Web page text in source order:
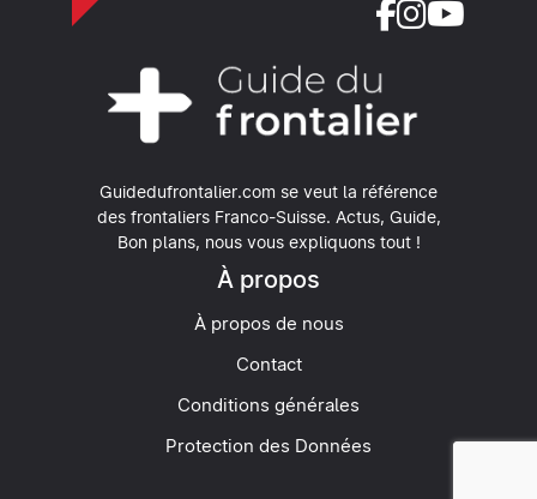
Guidedufrontalier.com se veut la référence
des frontaliers Franco-Suisse. Actus, Guide,
Bon plans, nous vous expliquons tout !
À propos
À propos de nous
Contact
Conditions générales
Protection des Données